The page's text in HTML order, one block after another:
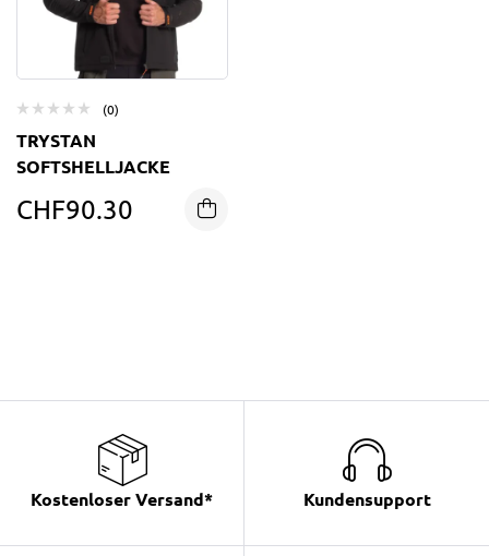
(0)
TRYSTAN
SOFTSHELLJACKE
CHF90.30
Kostenloser Versand* Kundensupport